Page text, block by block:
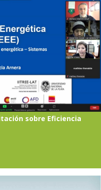
sobre Eficiencia